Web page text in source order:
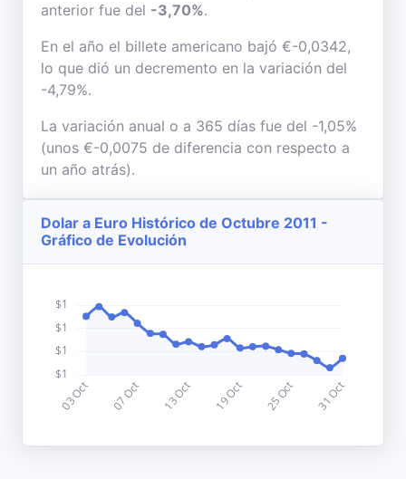
anterior fue del -3,70%.
En el año el billete americano bajó €-0,0342,
lo que dió un decremento en la variación del
-4,79%.
La variación anual o a 365 días fue del -1,05%
(unos €-0,0075 de diferencia con respecto a
un año atrás).
Dolar a Euro Histórico de Octubre 2011 -
Gráfico de Evolución